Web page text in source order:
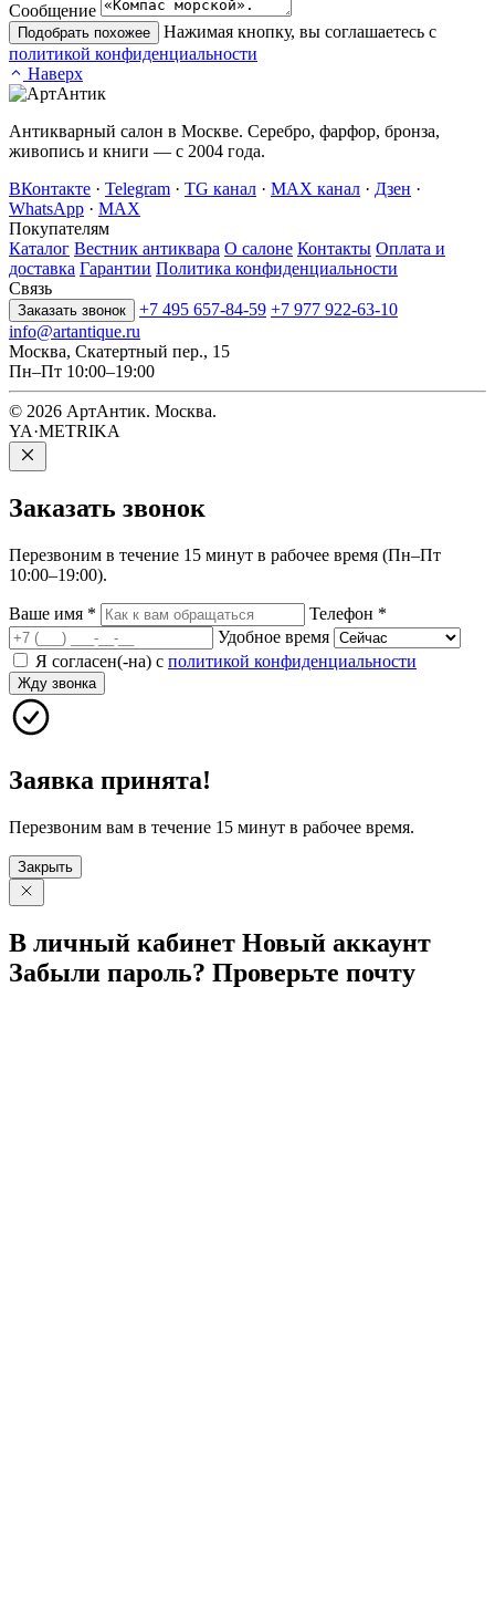
Сообщение
Подобрать похожее
Нажимая кнопку, вы соглашаетесь с
политикой конфиденциальности
Наверх
Антикварный салон в Москве. Серебро, фарфор, бронза,
живопись и книги — с 2004 года.
ВКонтакте · Telegram · TG канал · MAX канал · Дзен ·
WhatsApp · MAX
Покупателям
Каталог Вестник антиквара О салоне Контакты Оплата и
доставка Гарантии Политика конфиденциальности
Связь
Заказать звонок +7 495 657-84-59 +7 977 922-63-10
info@artantique.ru
Москва, Скатертный пер., 15
Пн–Пт 10:00–19:00
© 2026 АртАнтик. Москва.
YA·METRIKA
Заказать звонок
Перезвоним в течение 15 минут в рабочее время (Пн–Пт
10:00–19:00).
Ваше имя * Телефон *
Удобное время
Я согласен(-на) с политикой конфиденциальности
Жду звонка
Заявка принята!
Перезвоним вам в течение 15 минут в рабочее время.
Закрыть
В личный кабинет Новый аккаунт
Забыли пароль? Проверьте почту